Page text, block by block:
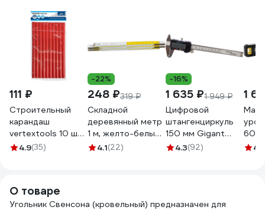
111 ₽
Строительный
карандаш
vertextools 10 шт
0208
4.9(35)
-22%
248 ₽319 ₽
Складной
деревянный метр
1 м, желто-белый
TOPEX 26C005
4.1(22)
-16%
1 635 ₽1 949 ₽
Цифровой
штангенциркуль
150 мм Gigant
DCPR-150
4.3(92)
1
4.6
О товаре
Угольник Свенсона (кровельный) предназначен для